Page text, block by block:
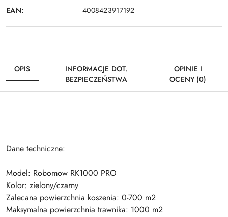
EAN: 4008423917192
OPIS
INFORMACJE DOT.
BEZPIECZEŃSTWA
OPINIE I
OCENY (0)
Dane techniczne:
Model: Robomow RK1000 PRO
Kolor: zielony/czarny
Zalecana powierzchnia koszenia: 0-700 m2
Maksymalna powierzchnia trawnika: 1000 m2